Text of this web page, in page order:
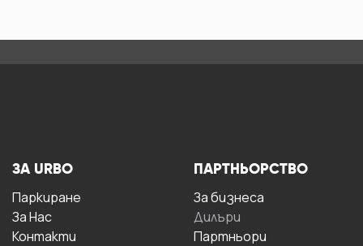
ЗА URBO
Паркиране
За Hас
Контакти
ПАРТНЬОРСТВО
За бизнесa
Дилъри
Партньори